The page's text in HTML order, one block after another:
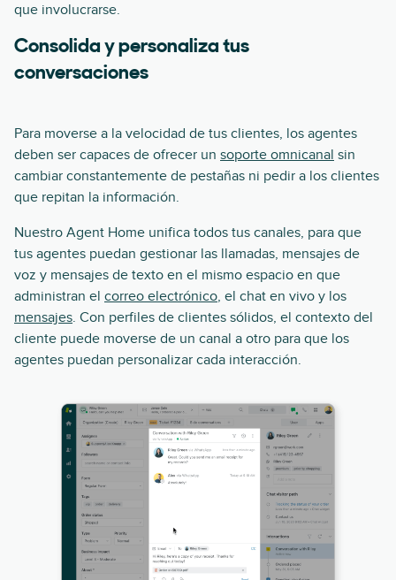
que involucrarse.
Consolida y personaliza tus
conversaciones
Para moverse a la velocidad de tus clientes, los agentes
deben ser capaces de ofrecer un soporte omnicanal sin
cambiar constantemente de pestañas ni pedir a los clientes
que repitan la información.
Nuestro Agent Home unifica todos tus canales, para que
tus agentes puedan gestionar las llamadas, mensajes de
voz y mensajes de texto en el mismo espacio en que
administran el correo electrónico, el chat en vivo y los
mensajes. Con perfiles de clientes sólidos, el contexto del
cliente puede moverse de un canal a otro para que los
agentes puedan personalizar cada interacción.